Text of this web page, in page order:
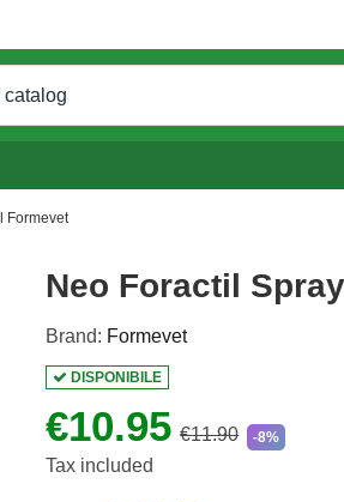
Formevet
Neo Foractil
Brand: Formevet
DISPONIBILE
€10.95 €11.90 -8%
Tax included